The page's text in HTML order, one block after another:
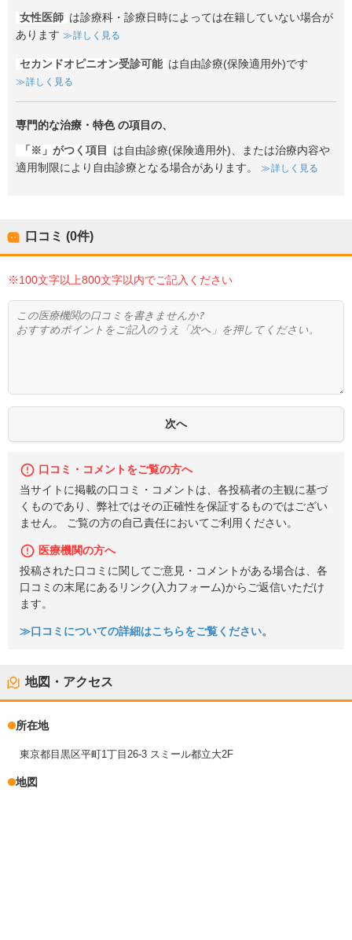
女性医師 は診療科・診療日時によっては在籍していない場合が
あります
詳しく見る
セカンドオピニオン受診可能 は自由診療(保険適用外)です
詳しく見る
専門的な治療・特色の項目の、
「※」がつく項目
は自由診療(保険適用外)、または治療内容や
適用制限により自由診療となる場合があります。
詳しく見る
口コミ (0件)
※100文字以上800文字以内でご記入ください
口コミ・コメントをご覧の方へ
当サイトに掲載の口コミ・コメントは、各投稿者の主観に基づ
くものであり、弊社ではその正確性を保証するものではござい
ません。 ご覧の方の自己責任においてご利用ください。
医療機関の方へ
投稿された口コミに関してご意見・コメントがある場合は、各
口コミの末尾にあるリンク(入力フォーム)からご返信いただけ
ます。
≫口コミについての詳細はこちらをご覧ください。
地図・アクセス
所在地
東京都目黒区平町1丁目26-3 スミール都立大2F
地図